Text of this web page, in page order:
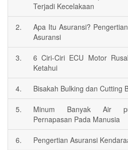
Terjadi Kecelakaan
2.
Apa Itu Asuransi?
Asuransi
3.
6 Ciri-Ciri ECU Motor
Ketahui
4. Bisakah Bulking dan Cutting
5.
Minum Banyak Air
Pernapasan Pada Manusia
6. Pengertian Asuransi